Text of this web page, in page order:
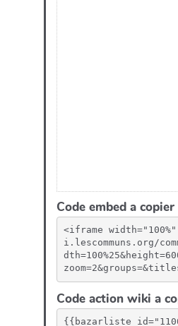
Code embed a
<iframe
i.lescommuns.org/
Code action wiki a
{{bazarliste